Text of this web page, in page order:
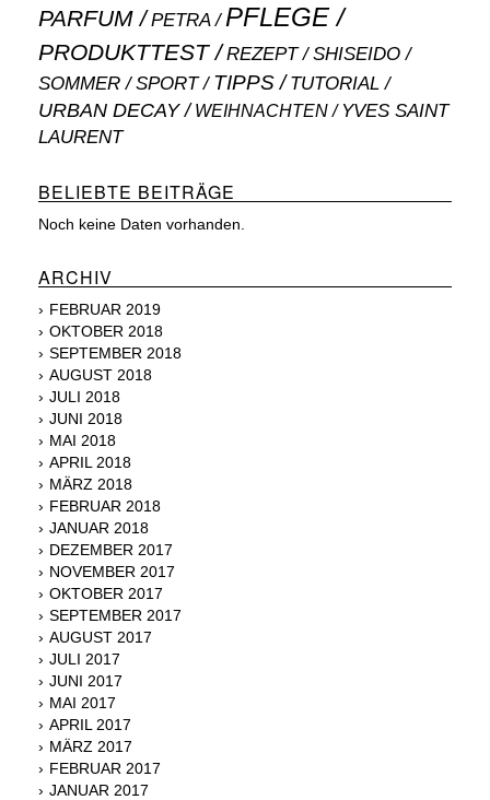
PARFUM PETRA PFLEGE
PRODUKTTEST REZEPT SHISEIDO
SOMMER SPORT TIPPS TUTORIAL
URBAN DECAY WEIHNACHTEN
YVES SAINT
LAURENT
BELIEBTE BEITRÄGE
Noch keine Daten vorhanden.
ARCHIV
FEBRUAR 2019
OKTOBER 2018
SEPTEMBER 2018
AUGUST 2018
JULI 2018
JUNI 2018
MAI 2018
APRIL 2018
MÄRZ 2018
FEBRUAR 2018
JANUAR 2018
DEZEMBER 2017
NOVEMBER 2017
OKTOBER 2017
SEPTEMBER 2017
AUGUST 2017
JULI 2017
JUNI 2017
MAI 2017
APRIL 2017
MÄRZ 2017
FEBRUAR 2017
JANUAR 2017